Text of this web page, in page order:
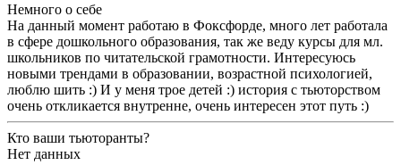
Немного о себе
На данный момент работаю в Фоксфорде, много лет работала
в сфере дошкольного образования, так же веду курсы для мл.
школьников по читательской грамотности. Интересуюсь
новыми трендами в образовании, возрастной психологией,
люблю шить :) И у меня трое детей :) история с тьюторством
очень откликается внутренне, очень интересен этот путь :)
Кто ваши тьюторанты?
Нет данных